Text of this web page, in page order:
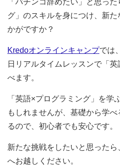
「パチンコ辞めたい」と思っ
グ」のスキルを身につけ、新
かがですか？
Kredoオンラインキャンプでは
日リアルタイムレッスンで「
べます。
「英語×プログラミング」を学
もしれませんが、基礎から学
るので、初心者でも安心です。
新たな挑戦をしたいと思ったら
へお越しください。